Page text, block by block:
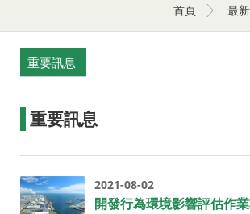
首頁 最
重要訊息
重要訊息
2021-08-02
開發行為環境影響評估作